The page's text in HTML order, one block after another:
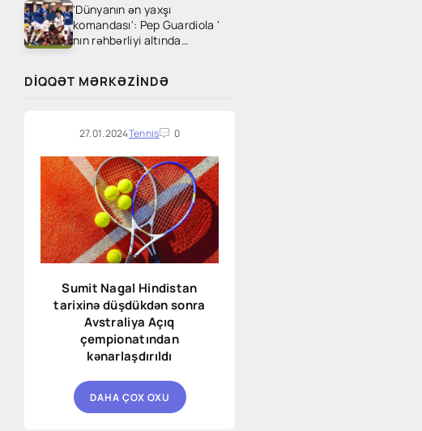
ikinci dövrəsində ons Gill ' i
heyrətləndirdi
'Dünyanın ən yaxşı
komandası': Pep Guardiola '
nın rəhbərliyi altında
Foden deyir. Buna görə
DIQQƏT MƏRKƏZINDƏ
27.01.2024Tennis 0
Sumit Nagal Hindistan
tarixinə düşdükdən sonra
Avstraliya Açıq
çempionatından
kənarlaşdırıldı
DAHA ÇOX OXU